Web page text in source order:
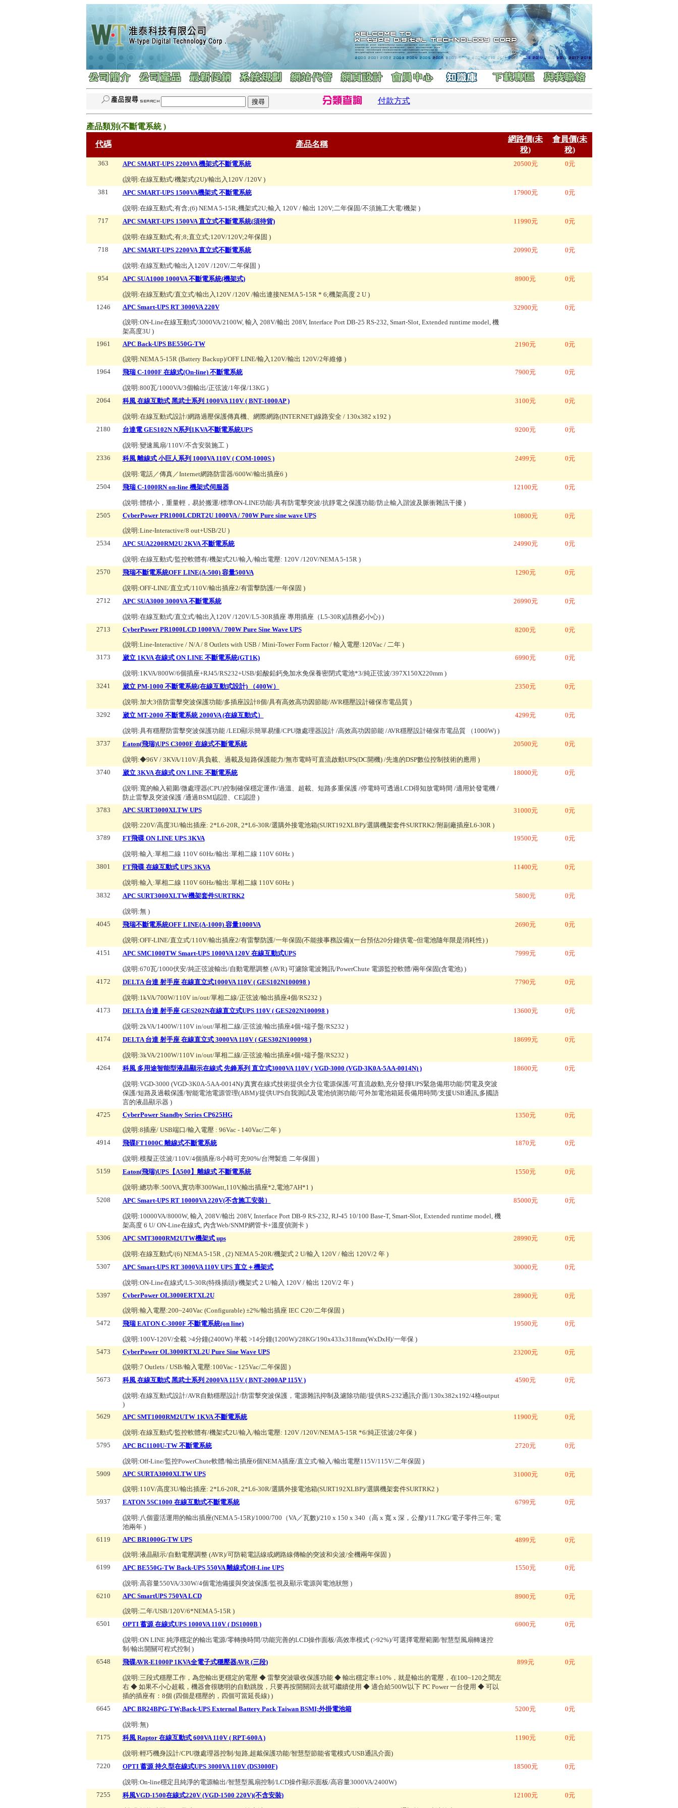
付款方式
產品類別(不斷電系統)
代碼 產品名稱
網路價(未
稅)
會員價(未
稅)
363 APC SMART-UPS 2200VA 機架式不斷電系統
(說明:在線互動式/機架式(2U)/輸出入120V /120V )
20500元 0元
381 APC SMART-UPS 1500VA機架式 不斷電系統
(說明:在線互動式;有含;(6) NEMA 5-15R;機架式2U;輸入 120V / 輸出 120V;二年保固/不須施工大電/機架 )
17900元 0元
717 APC SMART-UPS 1500VA 直立式不斷電系統(須待貨)
(說明:在線互動式;有;8;直立式;120V/120V;2年保固 )
11990元 0元
718 APC SMART-UPS 2200VA 直立式不斷電系統
(說明:在線互動式/輸出入120V /120V/二年保固 )
20990元 0元
954 APC SUA1000 1000VA 不斷電系統(機架式)
(說明:在線互動式/直立式/輸出入120V /120V /輸出連接NEMA 5-15R * 6;機架高度 2 U )
8900元 0元
1246
APC Smart-UPS RT 3000VA 220V
(說明:ON-Line在線互動式/3000VA/2100W, 輸入 208V/輸出 208V, Interface Port DB-25 RS-232, Smart-Slot, Extended runtime model, 機
架高度3U )
32900元 0元
1961
APC Back-UPS BE550G-TW
(說明:NEMA 5-15R (Battery Backup)/OFF LINE/輸入120V/輸出 120V/2年維修 )
2190元 0元
1964 飛瑞 C-1000F 在線式(On-line) 不斷電系統
(說明:800瓦/1000VA/3個輸出/正弦波/1年保/13KG )
7900元 0元
2064 科風 在線互動式 黑武士系列 1000VA 110V ( BNT-1000AP )
(說明:在線互動式設計/網路過壓保護傳真機、網際網路(INTERNET)線路安全 / 130x382 x192 )
3100元 0元
2180 台達電 GES102N N系列1KVA不斷電系統UPS
(說明:變速風扇/110V/不含安裝施工 )
9200元 0元
2336 科風 離線式 小巨人系列 1000VA 110V ( COM-1000S )
(說明:電話／傳真／Internet網路防雷器/600W/輸出插座6 )
2499元 0元
2504 飛瑞 C-1000RN on-line 機架式伺服器
(說明:體積小，重量輕，易於搬運/標準ON-LINE功能/具有防電擊突波/抗靜電之保護功能/防止輸入諧波及脈衝雜訊干擾 )
12100元 0元
2505
CyberPower PR1000LCDRT2U 1000VA / 700W Pure sine wave UPS
(說明:Line-Interactive/8 out+USB/2U )
10800元 0元
2534 APC SUA2200RM2U 2KVA 不斷電系統
(說明:在線互動式/監控軟體有/機架式2U/輸入/輸出電壓: 120V /120V/NEMA 5-15R )
24990元 0元
2570 飛瑞不斷電系統OFF LINE(A-500) 容量500VA
(說明:OFF-LINE/直立式/110V/輸出插座2/有雷擊防護/一年保固 )
1290元 0元
2712 APC SUA3000 3000VA 不斷電系統
(說明:在線互動式/直立式/輸出入120V /120V/L5-30R插座 專用插座（L5-30R)(請務必小心) )
26990元 0元
2713
CyberPower PR1000LCD 1000VA / 700W Pure Sine Wave UPS
(說明:Line-Interactive / N/A / 8 Outlets with USB / Mini-Tower Form Factor / 輸入電壓:120Vac / 二年 )
8200元 0元
3173 崴立 1KVA 在線式 ON LINE 不斷電系統(GT1K)
(說明:1KVA/800W/6個插座+RJ45/RS232+USB/鉛酸鉛鈣免加水免保養密閉式電池*3/純正弦波/397X150X220mm )
6990元 0元
3241 崴立 PM-1000 不斷電系統(在線互動式設計) （400W）
(說明:加大3倍防雷擊突波保護功能/多插座設計8個/具有高效高功因節能/AVR穩壓設計確保市電品質 )
2350元 0元
3292 崴立 MT-2000 不斷電系統 2000VA (在線互動式）
(說明:具有穩壓防雷擊突波保護功能 /LED顯示簡單易懂/CPU微處理器設計 /高效高功因節能 /AVR穩壓設計確保市電品質 （1000W) )
4299元 0元
3737 Eaton(飛瑞)UPS C3000F 在線式不斷電系統
(說明:◆96V / 3KVA/110V/具負載、過載及短路保護能力/無市電時可直流啟動UPS(DC開機) /先進的DSP數位控制技術的應用 )
20500元 0元
3740 崴立 3KVA 在線式 ON LINE 不斷電系統
(說明:寬的輸入範圍/微處理器(CPU)控制確保穩定運作/過溫、超載、短路多重保護 /停電時可透過LCD得知放電時間 /適用於發電機 /
防止雷擊及突波保護 /通過BSMI認證、CE認證 )
18000元 0元
3783
APC SURT3000XLTW UPS
(說明:220V/高度3U/輸出插座: 2*L6-20R, 2*L6-30R/選購外接電池箱(SURT192XLBP)/選購機架套件SURTRK2/附副廠插座L6-30R )
31000元 0元
3789 FT飛碟 ON LINE UPS 3KVA
(說明:輸入:單相二線 110V 60Hz/輸出:單相二線 110V 60Hz )
19500元 0元
3801 FT飛碟 在線互動式 UPS 3KVA
(說明:輸入:單相二線 110V 60Hz/輸出:單相二線 110V 60Hz )
11400元 0元
3832 APC SURT3000XLTW機架套件SURTRK2
(說明:無 )
5800元 0元
4045 飛瑞不斷電系統OFF LINE(A-1000) 容量1000VA
(說明:OFF-LINE/直立式/110V/輸出插座2/有雷擊防護/一年保固(不能接事務設備)(一台預估20分鐘供電~但電池隨年限是消耗性) )
2690元 0元
4151 APC SMC1000TW Smart-UPS 1000VA 120V 在線互動式UPS
(說明:670瓦/1000伏安/純正弦波輸出/自動電壓調整 (AVR) 可濾除電波雜訊/PowerChute 電源監控軟體/兩年保固(含電池) )
7999元 0元
4172 DELTA 台達 射手座 在線直立式1000VA 110V ( GES102N100098 )
(說明:1kVA/700W/110V in/out/單相二線/正弦波/輸出插座4個/RS232 )
7790元 0元
4173 DELTA 台達 射手座 GES202N在線直立式UPS 110V ( GES202N100098 )
(說明:2kVA/1400W/110V in/out/單相二線/正弦波/輸出插座4個+端子盤/RS232 )
13600元 0元
4174 DELTA 台達 射手座 在線直立式 3000VA 110V ( GES302N100098 )
(說明:3kVA/2100W/110V in/out/單相二線/正弦波/輸出插座4個+端子盤/RS232 )
18699元 0元
4264 科風 多用途智能型液晶顯示在線式 先鋒系列 直立式3000VA 110V ( VGD-3000 (VGD-3K0A-5AA-0014N) )
(說明:VGD-3000 (VGD-3K0A-5AA-0014N)/真實在線式技術提供全方位電源保護/可直流啟動,充分發揮UPS緊急備用功能/閃電及突波
保護/短路及過載保護/智能電池電源管理(ABM)/提供UPS自我測試及電池偵測功能/可外加電池箱延長備用時間/支援USB通訊,多國語
言的液晶顯示器 )
18600元 0元
4725
CyberPower Standby Series CP625HG
(說明:8插座/ USB端口/輸入電壓 : 96Vac - 140Vac/二年 )
1350元 0元
4914 飛碟FT1000C 離線式不斷電系統
(說明:模擬正弦波/110V/4個插座/8小時可充90%/台灣製造 二年保固 )
1870元 0元
5159 Eaton(飛瑞)UPS【A500】離線式 不斷電系統
(說明:總功率:500VA,實功率300Watt,110V,輸出插座*2,電池7AH*1 )
1550元 0元
5208 APC Smart-UPS RT 10000VA 220V(不含施工安裝）
(說明:10000VA/8000W, 輸入 208V/輸出 208V, Interface Port DB-9 RS-232, RJ-45 10/100 Base-T, Smart-Slot, Extended runtime model, 機
架高度 6 U/ ON-Line在線式, 內含Web/SNMP網管卡+溫度偵測卡 )
85000元 0元
5306 APC SMT3000RM2UTW機架式 ups
(說明:在線互動式/(6) NEMA 5-15R , (2) NEMA 5-20R/機架式 2 U/輸入 120V / 輸出 120V/2 年 )
28990元 0元
5307 APC Smart-UPS RT 3000VA 110V UPS 直立＋機架式
(說明:ON-Line在線式/L5-30R(特殊插頭)/機架式 2 U/輸入 120V / 輸出 120V/2 年 )
30000元 0元
5397
CyberPower OL3000ERTXL2U
(說明:輸入電壓:200~240Vac (Configurable) ±2%/輸出插座 IEC C20/二年保固 )
28900元 0元
5472 飛瑞 EATON C-3000F 不斷電系統(on line)
(說明:100V-120V/全載 >4分鐘(2400W) 半載 >14分鐘(1200W)/28KG/190x433x318mm(WxDxH)/一年保 )
19500元 0元
5473
CyberPower OL3000RTXL2U Pure Sine Wave UPS
(說明:7 Outlets / USB/輸入電壓:100Vac - 125Vac/二年保固 )
23200元 0元
5673 科風 在線互動式 黑武士系列 2000VA 115V ( BNT-2000AP 115V )
(說明:在線互動式設計/AVR自動穩壓設計/防雷擊突波保護，電源雜訊抑制及濾除功能/提供RS-232通訊介面/130x382x192/4格output
)
4590元 0元
5629 APC SMT1000RM2UTW 1KVA 不斷電系統
(說明:在線互動式/監控軟體有/機架式2U/輸入/輸出電壓: 120V /120V/NEMA 5-15R *6/純正弦波/2年保 )
11900元 0元
5795 APC BC1100U-TW 不斷電系統
(說明:Off-Line/監控PowerChute軟體/輸出插座6個NEMA插座/直立式/輸入/輸出電壓115V/115V/二年保固 )
2720元 0元
5909
APC SURTA3000XLTW UPS
(說明:110V/高度3U/輸出插座: 2*L6-20R, 2*L6-30R/選購外接電池箱(SURT192XLBP)/選購機架套件SURTRK2 )
31000元 0元
5937 EATON 5SC1000 在線互動式不斷電系統
(說明:八個靈活運用的輸出插座(NEMA 5-15R)/1000/700（VA／瓦數)/210 x 150 x 340（高 x 寬 x 深，公釐)/11.7KG/電子零件三年; 電
池兩年 )
6799元 0元
6119
APC BR1000G-TW UPS
(說明:液晶顯示/自動電壓調整 (AVR)/可防範電話線或網路線傳輸的突波和尖波/全機兩年保固 )
4899元 0元
6199 APC BE550G-TW Back-UPS 550VA 離線式Off-Line UPS
(說明:高容量550VA/330W/4個電池備援與突波保護/監視及顯示電源與電池狀態 )
1550元 0元
6210
APC SmartUPS 750VA LCD
(說明:二年/USB/120V/6*NEMA 5-15R )
8900元 0元
6501 OPTI 蓄源 在線式UPS 1000VA 110V ( DS1000B )
(說明:ON LINE 純淨穩定的輸出電源/零轉換時間/功能完善的LCD操作面板/高效率模式 (>92%)/可選擇電壓範圍/智慧型風扇轉速控
制/輸出開關可程式控制 )
6900元 0元
6548 飛碟AVR-E1000P 1KVA全電子式穩壓器AVR (三段)
(說明:三段式穩壓工作，為您輸出更穩定的電壓 ◆ 雷擊突波吸收保護功能 ◆ 輸出穩定率±10%，就是輸出的電壓，在100~120之間左
右 ◆ 如果不小心超載，機器會很聰明的自動跳脫，只要再按開關回去就可繼續使用 ◆ 適合給500W以下 PC Power 一台使用 ◆ 可以
插的插座有：8個 (四個是穩壓的，四個可當延長線) )
899元 0元
6645 APC BR24BPG-TW;Back-UPS External Battery Pack Taiwan BSMI;外掛電池箱
(說明:無)
5200元 0元
7175 科風 Raptor 在線互動式 600VA 110V ( RPT-600A )
(說明:輕巧機身設計/CPU微處理器控制/短路,超戴保護功能/智慧型節能省電模式/USB通訊介面)
1190元 0元
7220 OPTI 蓄源 持久型在線式UPS 3000VA 110V (DS3000F)
(說明:On-line穩定且純淨的電源輸出/智慧型風扇控制/LCD操作顯示面板/高容量3000VA/2400W)
18500元 0元
7255 科風VGD-1500在線式220V (VGD-1500 220V)(不含安裝) 12100元 0元